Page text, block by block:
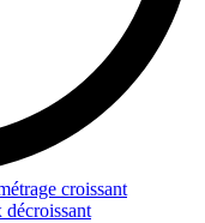
croissant
décroissant